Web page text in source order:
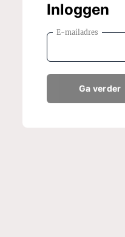
Inloggen
E-mailadres
Ga verder